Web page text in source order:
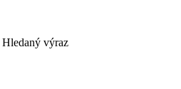
Hledaný výraz